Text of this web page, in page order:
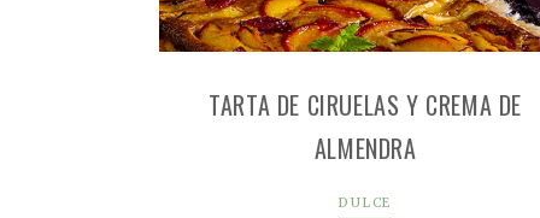
TARTA DE CIRUELAS Y CREMA DE
ALMENDRA
DULCE